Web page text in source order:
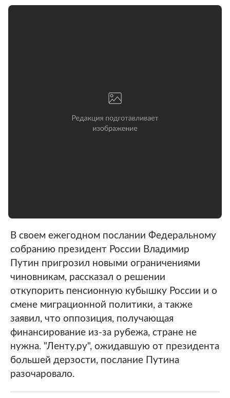
В своем ежегодном послании Федеральному
собранию президент России Владимир
Путин пригрозил новыми ограничениями
чиновникам, рассказал о решении
откупорить пенсионную кубышку России и о
смене миграционной политики, а также
заявил, что оппозиция, получающая
финансирование из-за рубежа, стране не
нужна. "Ленту.ру", ожидавшую от президента
большей дерзости, послание Путина
разочаровало.